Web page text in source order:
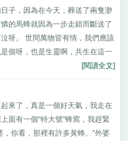
子，因為在今天，葬送了兩隻渺
的馬蜂就因為一步走錯而斷送了
呀。 世間萬物皆有情，我們應該
個呀，也是生靈啊，共生在這一
[閱讀全文]
來了，真是一個好天氣，我走在
面有一個“特大號”蜂窩，我趕緊
，你看，那裡有許多黃蜂。”外婆